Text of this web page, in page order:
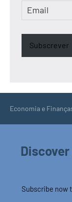
Email
Subscrever
Economia e
Subscribe now